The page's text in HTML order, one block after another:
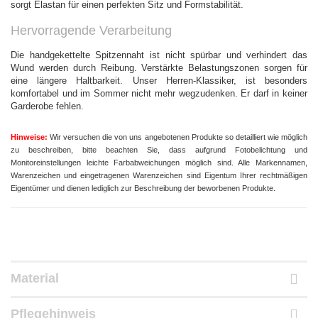
sorgt Elastan für einen perfekten Sitz und Formstabilität.
Hervorragende Verarbeitung
Die handgekettelte Spitzennaht ist nicht spürbar und verhindert das
Wund werden durch Reibung. Verstärkte Belastungszonen sorgen für
eine längere Haltbarkeit. Unser Herren-Klassiker, ist besonders
komfortabel und im Sommer nicht mehr wegzudenken. Er darf in keiner
Garderobe fehlen.
Hinweise: Wir versuchen die von uns angebotenen Produkte so detailliert wie möglich
zu beschreiben, bitte beachten Sie, dass aufgrund Fotobelichtung und
Monitoreinstellungen leichte Farbabweichungen möglich sind. Alle Markennamen,
Warenzeichen und eingetragenen Warenzeichen sind Eigentum Ihrer rechtmäßigen
Eigentümer und dienen lediglich zur Beschreibung der beworbenen Produkte.
Material
Pflegehinweis